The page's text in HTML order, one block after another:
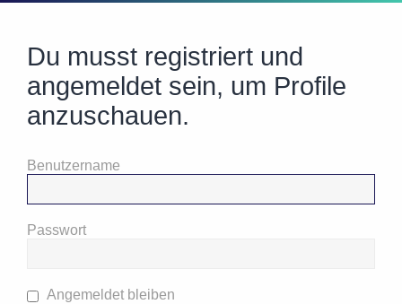
Du musst registriert und
angemeldet sein, um Profile
anzuschauen.
Benutzername
Passwort
Angemeldet bleiben